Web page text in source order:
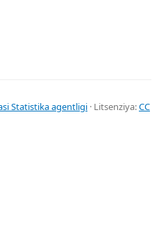
Statistika agentligi · Litsenziya:CC